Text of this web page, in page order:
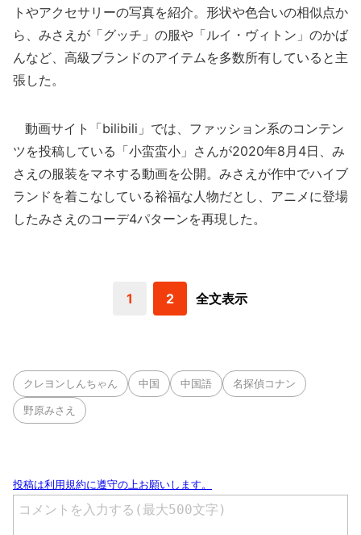
トやアクセサリーの写真を紹介。形状や色合いの相似点か
ら、みさえが「グッチ」の服や「ルイ・ヴィトン」のかば
んなど、高級ブランドのアイテムを多数所有していると主
張した。
動画サイト「bilibili」では、ファッション系のコンテン
ツを投稿している「小蛮蛮小」さんが2020年8月4日、み
さえの服装をマネする動画を公開。みさえが作中でハイブ
ランドを着こなしている裕福な人物だとし、アニメに登場
したみさえのコーデ4パターンを再現した。
1 2 全文表示
クレヨンしんちゃん 中国 中国語 名探偵コナン
野原みさえ